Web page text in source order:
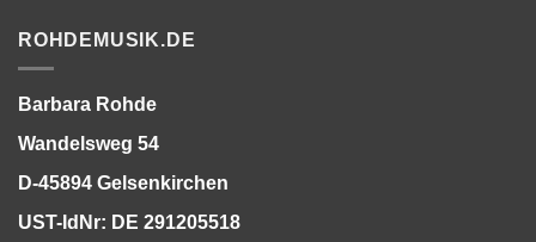
ROHDEMUSIK.DE
Barbara Rohde
Wandelsweg 54
D-45894 Gelsenkirchen
UST-IdNr: DE 291205518